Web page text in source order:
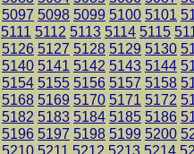
5097 5098 5099 5100 5101
5111 5112 5113 5114 5115
5126 5127 5128 5129 5130
5140 5141 5142 5143 5144
5154 5155 5156 5157 5158
5168 5169 5170 5171 5172
5182 5183 5184 5185 5186
5196 5197 5198 5199 5200
5210 5211 5212 5213 5214